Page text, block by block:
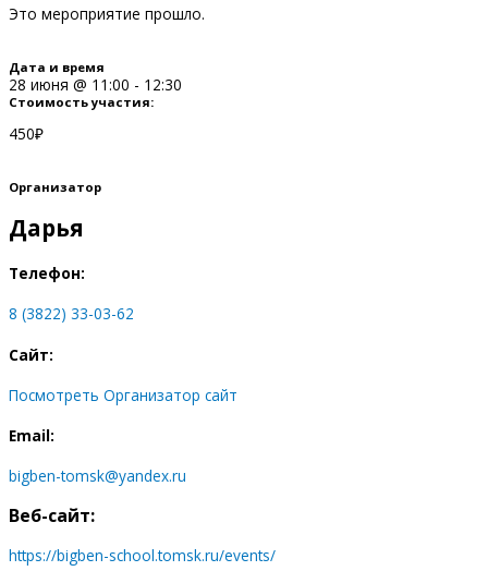
Это мероприятие прошло.
Дата и время
28 июня @ 11:00 - 12:30
Стоимость участия:
450₽
Организатор
Дарья
Телефон:
8 (3822) 33-03-62
Сайт:
Посмотреть Организатор сайт
Email:
bigben-tomsk@yandex.ru
Веб-сайт:
https://bigben-school.tomsk.ru/events/